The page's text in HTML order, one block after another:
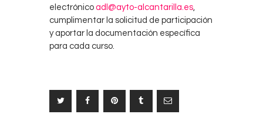
electrónico adl@ayto-alcantarilla.es,
cumplimentar la solicitud de participación
y aportar la documentación específica
para cada curso.